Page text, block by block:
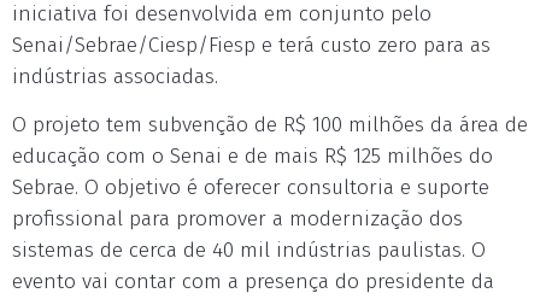
iniciativa foi desenvolvida em conjunto pelo
Senai/Sebrae/Ciesp/Fiesp e terá custo zero para as
indústrias associadas.
O projeto tem subvenção de R$ 100 milhões da área de
educação com o Senai e de mais R$ 125 milhões do
Sebrae. O objetivo é oferecer consultoria e suporte
profissional para promover a modernização dos
sistemas de cerca de 40 mil indústrias paulistas. O
evento vai contar com a presença do presidente da